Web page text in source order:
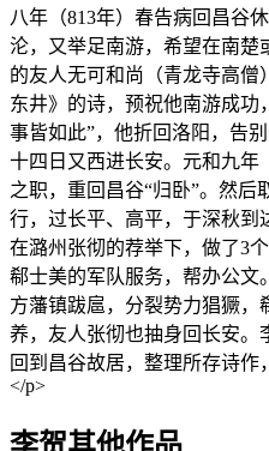
八年（813年）春告病回昌谷
沦，又举足南游，希望在南
的友人无可和尚（青龙寺高
东井》的诗，预祝他南游成功
事皆如此”，他折回洛阳，告
十四日又西进长安。元和九年
之职，重回昌谷“归卧”。然
行，过长平、高平，于深秋到
在潞州张彻的荐举下，做了3
郗士美的军队服务，帮办公文
方藩镇跋扈，分裂势力猖獗
养，友人张彻也抽身回长安。
回到昌谷故居，整理所存诗作
</p>
李贺其他作品